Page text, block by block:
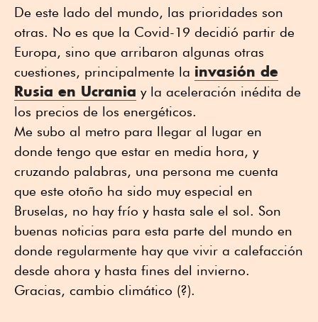
De este lado del mundo, las prioridades son
otras. No es que la Covid-19 decidió partir de
Europa, sino que arribaron algunas otras
cuestiones, principalmente la invasión de
Rusia en Ucrania y la aceleración inédita de
los precios de los energéticos.
Me subo al metro para llegar al lugar en
donde tengo que estar en media hora, y
cruzando palabras, una persona me cuenta
que este otoño ha sido muy especial en
Bruselas, no hay frío y hasta sale el sol. Son
buenas noticias para esta parte del mundo en
donde regularmente hay que vivir a calefacción
desde ahora y hasta fines del invierno.
Gracias, cambio climático (?).